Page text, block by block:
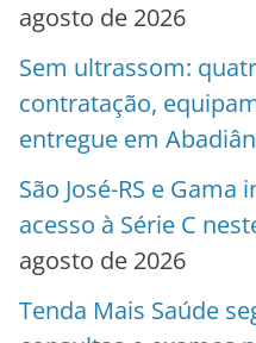
agosto de 2026
Sem ultrassom:
contratação,
entregue em
São José-RS e
acesso à Série C
agosto de 2026
Tenda Mais Saúde